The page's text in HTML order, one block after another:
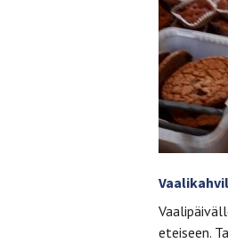
eteiseen.